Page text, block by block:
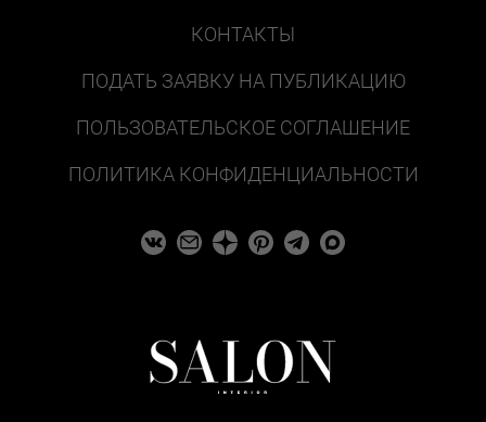
КОНТАКТЫ
ПОДАТЬ ЗАЯВКУ НА ПУБЛИКАЦИЮ
ПОЛЬЗОВАТЕЛЬСКОЕ СОГЛАШЕНИЕ
ПОЛИТИКА КОНФИДЕНЦИАЛЬНОСТИ